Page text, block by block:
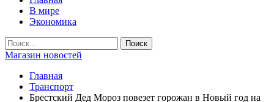
В мире
Экономика
Магазин новостей
Главная
Транспорт
Брестский Дед Мороз повезет горожан в Новый год на